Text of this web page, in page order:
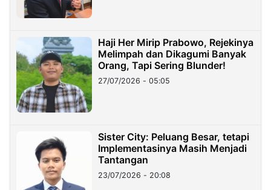
Haji Her Mirip Prabowo, Rejekinya
Melimpah dan Dikagumi Banyak
Orang, Tapi Sering Blunder!
27/07/2026 - 05:05
Sister City: Peluang Besar, tetapi
Implementasinya Masih Menjadi
Tantangan
23/07/2026 - 20:08